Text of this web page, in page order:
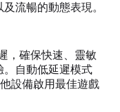
流暢的動態表現。
，確保快速、靈敏
。自動低延遲模式
設備啟用最佳遊戲